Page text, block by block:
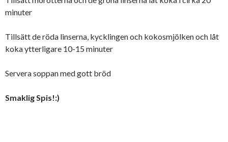
minuter
Tillsätt de röda linserna, kycklingen och kokosmjölken och låt
koka ytterligare 10-15 minuter
Servera soppan med gott bröd
Smaklig Spis!:)